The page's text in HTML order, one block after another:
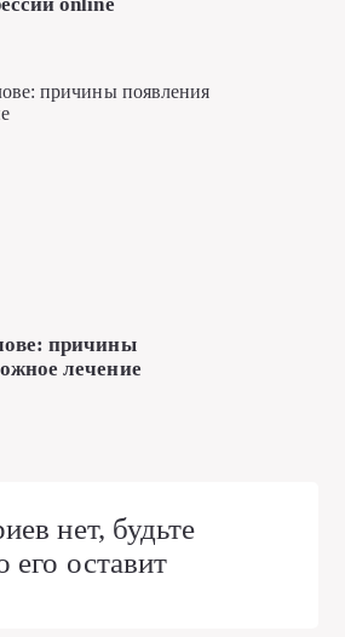
причины
лечение
нет, будьте
его оставит